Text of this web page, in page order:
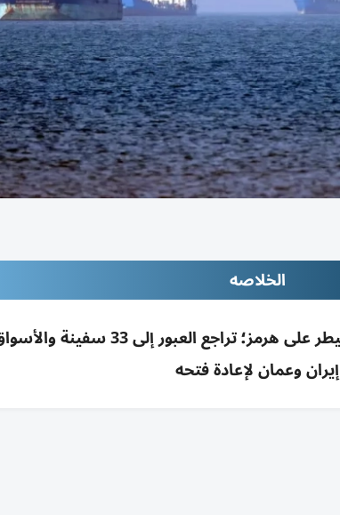
الخلاصه
ترامب: حرب إيران ستنتهي قريباً وأمريكا تسيطر
إيران وعمان لإعادة فتحه